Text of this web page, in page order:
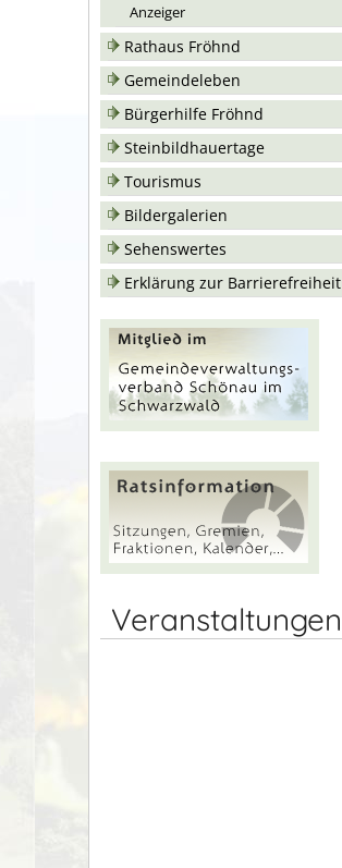
Anzeiger
Rathaus Fröhnd
Gemeindeleben
Bürgerhilfe Fröhnd
Steinbildhauertage
Tourismus
Bildergalerien
Sehenswertes
Erklärung zur Barrierefreiheit
Veranstaltungen